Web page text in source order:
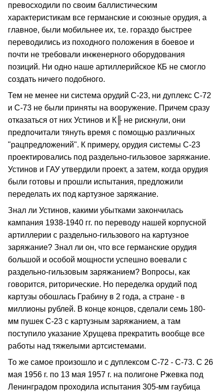
превосходили по своим баллистическим
характеристикам все германские и союзные орудия, а
главное, были мобильнее их, т.е. гораздо быстрее
переводились из походного положения в боевое и
почти не требовали инженерного оборудования
позиций. Ни одно наше артиллерийское КБ не смогло
создать ничего подобного.
Тем не менее ни система орудий С-23, ни дуплекс С-72
и С-73 не были приняты на вооружение. Причем сразу
отказаться от них Устинов и К╟ не рискнули, они
предпочитали тянуть время с помощью различных
"рацпредложений". К примеру, орудия системы С-23
проектировались под раздельно-гильзовое заряжание.
Устинов и ГАУ утвердили проект, а затем, когда орудия
были готовы и прошли испытания, предложили
переделать их под картузное заряжание.
Знал ли Устинов, какими убытками закончилась
кампания 1938-1940 гг. по переводу нашей корпусной
артиллерии с раздельно-гильзового на картузное
заряжание? Знал ли он, что все германские орудия
большой и особой мощности успешно воевали с
раздельно-гильзовым заряжанием? Вопросы, как
говорится, риторические. Но переделка орудий под
картузы обошлась Грабину в 2 года, а стране - в
миллионы рублей. В конце концов, сделали семь 180-
мм пушек С-23 с картузным заряжанием, а там
поступило указание Хрущева прекратить вообще все
работы над тяжелыми артсистемами.
То же самое произошло и с дуплексом С-72 - С-73. С 26
мая 1956 г. по 13 мая 1957 г. на полигоне Ржевка под
Ленинградом проходила испытания 305-мм гаубица